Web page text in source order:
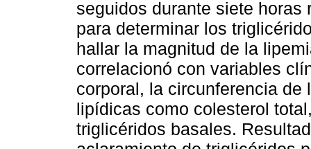
seguidos durante siete horas
para determinar los
hallar la magnitud de la
correlacionó con variables
corporal, la circunferencia
lipídicas como colesterol
triglicéridos basales.